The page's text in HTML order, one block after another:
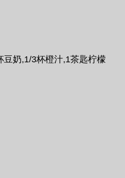
奶,1/3杯橙汁,1茶匙柠檬